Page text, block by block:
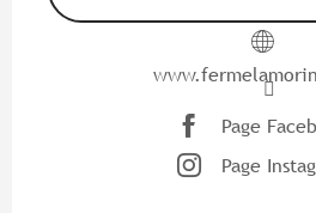
Page
Page